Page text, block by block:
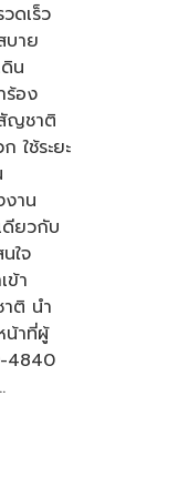
ดเร็ว
บาย
น
ร้อง
ญชาติ
ใช้ระยะ
าน
ดียวกับ
ใจ
ข้า
ติ นำ
น้าที่ผู้
4840